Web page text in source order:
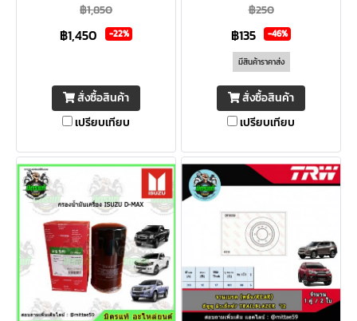
2008 - 2012 - All New Dmax
2WD / 4WD
฿1,850
฿1,450 -22%
สั่งซื้อสินค้า
เปรียบเทียบ
จากสารเคมีหรือน้ำมันปิโตเลียม
กระดาษเคลือบใยสังเคราะห์
฿250
฿135 -46%
มีสินค้าราคาส่ง
สั่งซื้อสินค้า
เปรียบเทียบ